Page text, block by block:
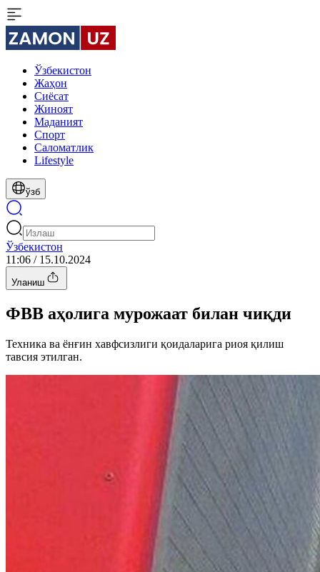
Ўзбекистон
Жаҳон
Сиёсат
Жиноят
Маданият
Спорт
Cаломатлик
Lifestyle
ўзб
Ўзбекистон
11:06 / 15.10.2024
Уланиш
ФВВ аҳолига мурожаат билан чиқди
Техника ва ёнғин хавфсизлиги қоидаларига риоя қилиш
тавсия этилган.